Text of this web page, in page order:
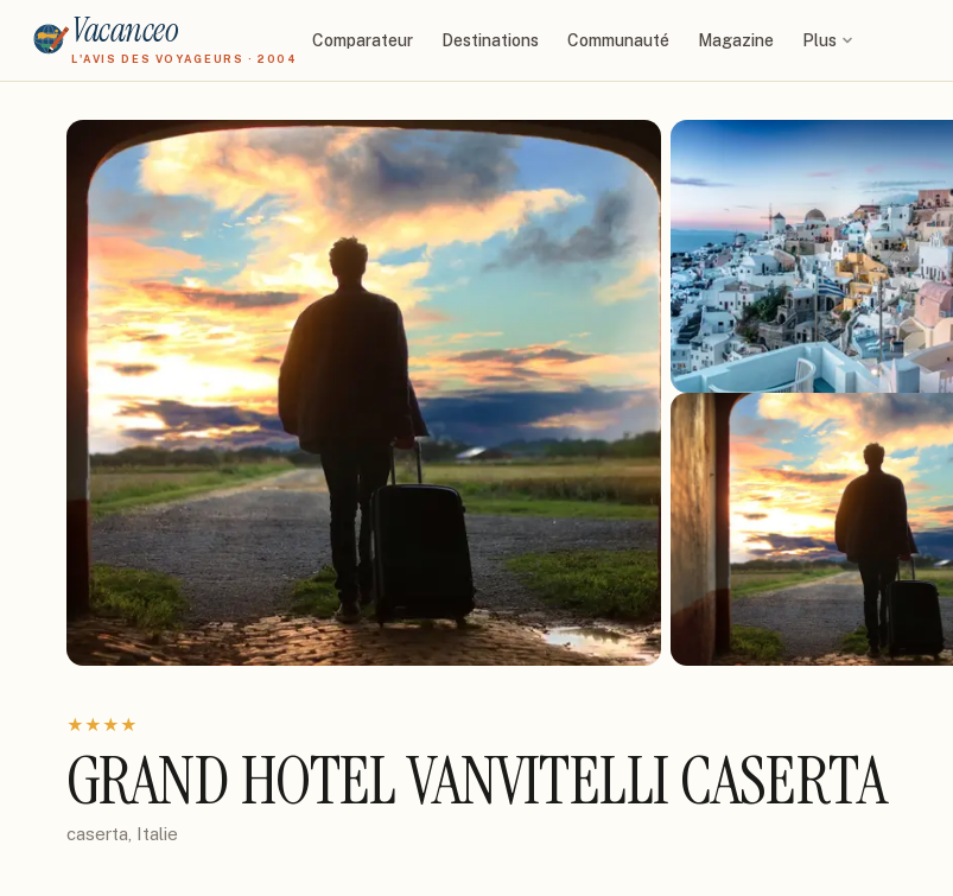
Vacanceo
L'AVIS DES VOYAGEURS · 2004
Comparateur Destinations Communauté Magazine Plus
★★★★
GRAND HOTEL VANVITELLI CASERTA
caserta, Italie